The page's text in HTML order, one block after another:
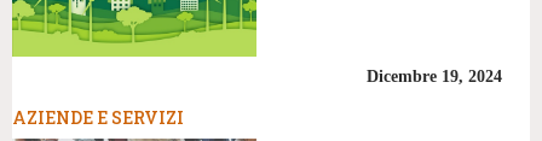
Dicembre 19, 2024
AZIENDE E SERVIZI